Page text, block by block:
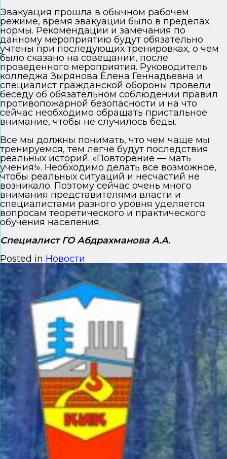
Эвакуация прошла в обычном рабочем
режиме, время эвакуации было в пределах
нормы. Рекомендации и замечания по
данному мероприятию будут обязательно
учтены при последующих тренировках, о чем
было сказано на совещании, после
проведенного мероприятия. Руководитель
колледжа Зырянова Елена Геннадьевна и
специалист гражданской обороны провели
беседу об обязательном соблюдении правил
противопожарной безопасности и на что
сейчас необходимо обращать пристальное
внимание, чтобы не случилось беды.
Все мы должны понимать, что чем чаще мы
тренируемся, тем легче будут последствия
реальных историй. «Повторение — мать
учения!». Необходимо делать все возможное,
чтобы реальных ситуаций и несчастий не
возникало. Поэтому сейчас очень много
внимания представителями власти и
специалистами разного уровня уделяется
вопросам теоретического и практического
обучения населения.
Специалист ГО Абдрахманова А.А.
Posted in Новости